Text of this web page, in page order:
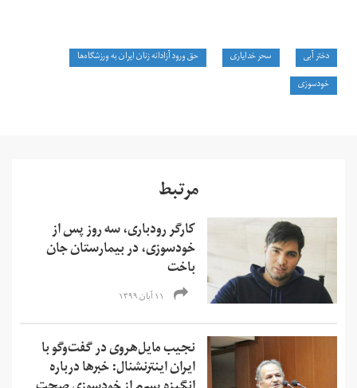
دختر آبی سحر خدایاری
حق ورود آزادانه زنان ایران به ورزشگاه‌ها
خودسوزی
مرتبط
کارگر رودباری،‌ سه روز پس از
خودسوزی، در بیمارستان جان
باخت
۱۱ آبان ۱۳۹۹
نجیب مایل‌هروی در گفت‌وگو با
ایران اینترنشنال: خبرها درباره